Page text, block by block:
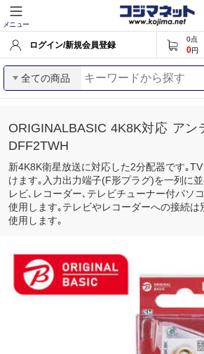
メニュー
ログイン/新規会員登録
0点
0円
全ての商品
ORIGINALBASIC 4K8K対応 ア
DFF2TWH
新4K8K衛星放送に対応した2分配器です｡
けます｡入力出力端子(F形プラグ)を一列に
レビ､レコーダー､テレビチューナー付パソ
使用します｡テレビやレコーダーへの接続は
使用します｡